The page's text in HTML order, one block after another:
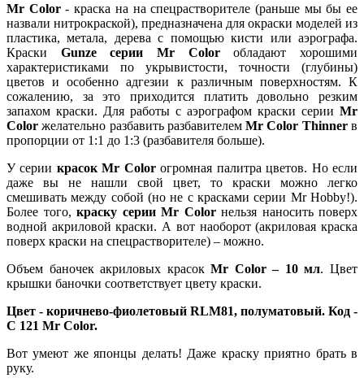
Mr Color- краска на на спецрастворителе (раньше мы бы ее
назвали нитрокраской), предназначена для окраски моделей из
пластика, метала, дерева с помощью кисти или аэрографа.
Краски Gunze серии Mr Colorобладают хорошими
характеристиками по укрывистости, точности (глубины)
цветов и особенно адгезии к различным поверхностям. К
сожалению, за это приходится платить довольно резким
запахом краски. Для работы с аэрографом краски серии Mr
Color желательно разбавить разбавителемMr Color Thinnerв
пропорции от 1:1 до 1:3 (разбавителя больше).
У серии красок Mr Colorогромная палитра цветов. Но если
даже вы не нашли свой цвет, то краски можно легко
смешивать между собой (но не с красками серии Mr Hobby!).
Более того, краску серии Mr Colorнельзя наносить поверх
водной акриловой краски. А вот наоборот (акриловая краска
поверх краски на спецрастворителе) – можно.
Объем баночек акриловых красокMr Color – 10 мл. Цвет
крышки баночки соответствует цвету краски.
Цвет - коричнево-фиолетовый RLM81, полуматовый. Код -
C 121 Mr Color.
Вот умеют же японцы делать! Даже краску приятно брать в
руку.